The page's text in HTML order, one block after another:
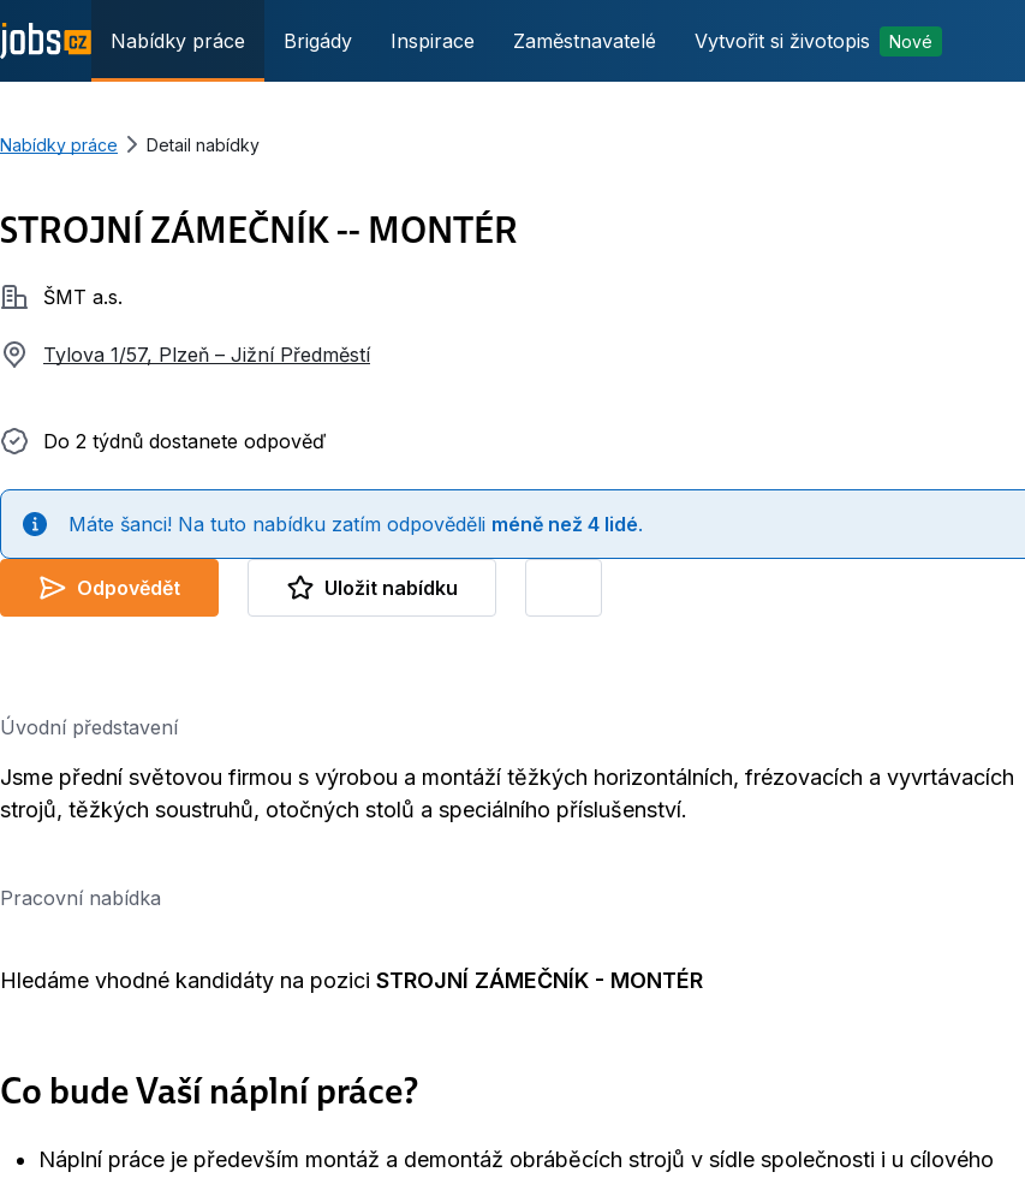
Nabídky práce Brigády Inspirace Zaměstnavatelé Vytvořit si životopis Nové
Nabídky práce Detail nabídky
STROJNÍ ZÁMEČNÍK -- MONTÉR
SpolečnostŠMT a.s.
Tylova 1/57, Plzeň – Jižní Předměstí
Do 2 týdnů dostanete odpověď
Do 2 týdnů dostanete odpověď
Máte šanci! Na tuto nabídku zatím odpověděli méně než 4 lidé.
Odpovědět Uložit nabídku
Úvodní představení
Jsme přední světovou firmou s výrobou a montáží těžkých horizontálních, frézovacích a vyvrtávacích
strojů, těžkých soustruhů, otočných stolů a speciálního příslušenství.
Pracovní nabídka
Hledáme vhodné kandidáty na pozici STROJNÍ ZÁMEČNÍK - MONTÉR
Co bude Vaší náplní práce?
Náplní práce je především montáž a demontáž obráběcích strojů v sídle společnosti i u cílového